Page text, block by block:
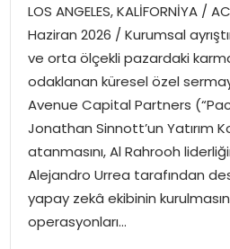
EKONOMI
MAGAZIN
DÜNYA
OTOMOBIL
LOS ANGELES, KALİFORNİYA /
Haziran 2026 / Kurumsal
ve orta ölçekli pazardaki
odaklanan küresel özel
Avenue Capital Partners
Jonathan Sinnott’un Yatırım
atanmasını, Al Rahrooh
Alejandro Urrea tarafından
yapay zekâ ekibinin
operasyonları…